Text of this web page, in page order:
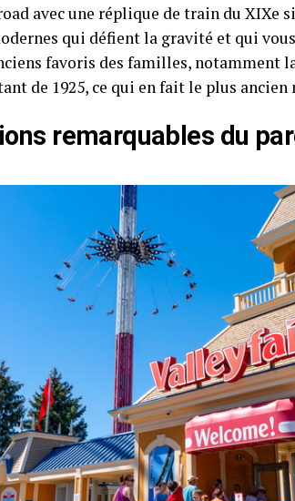
avec une réplique de train du XIXe
qui défient la gravité et qui
favoris des familles, notamment
de 1925, ce qui en fait le plus ancien
remarquables du